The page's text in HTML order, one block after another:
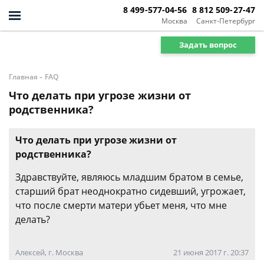
Москва
8 499-577-04-56
Санкт-Петербург
8 812 509-27-47
Задать вопрос
Главная - FAQ
Что делать при угрозе жизни от
родственника?
Что делать при угрозе жизни от
родственника?
Здравствуйте, являюсь младшим братом в семье,
старший брат неоднократно сидевший, угрожает,
что после смерти матери убьет меня, что мне
делать?
Алексей, г. Москва 21 июня 2017 г. 20:37